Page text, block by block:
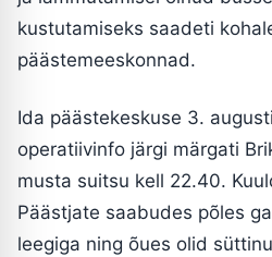
kustutamiseks saadeti
päästemeeskonnad.
Ida päästekeskuse 3.
operatiivinfo järgi märgati
musta suitsu kell 22.40.
Päästjate saabudes põles
leegiga ning õues olid